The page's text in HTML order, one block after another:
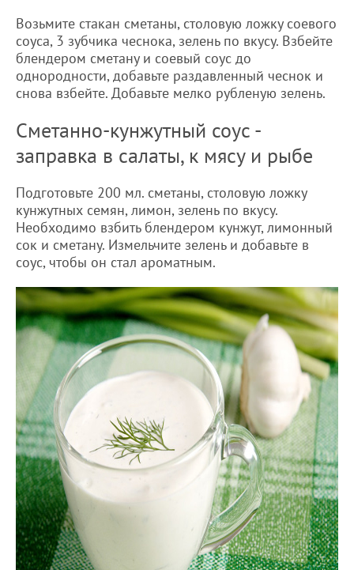
Возьмите стакан сметаны, столовую ложку соевого
соуса, 3 зубчика чеснока, зелень по вкусу. Взбейте
блендером сметану и соевый соус до
однородности, добавьте раздавленный чеснок и
снова взбейте. Добавьте мелко рубленую зелень.
Сметанно-кунжутный соус -
заправка в салаты, к мясу и рыбе
Подготовьте 200 мл. сметаны, столовую ложку
кунжутных семян, лимон, зелень по вкусу.
Необходимо взбить блендером кунжут, лимонный
сок и сметану. Измельчите зелень и добавьте в
соус, чтобы он стал ароматным.